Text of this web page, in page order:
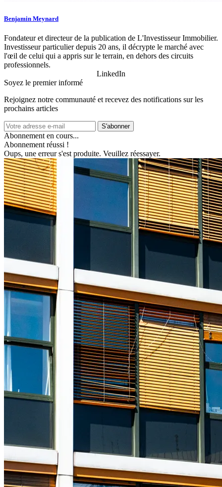
Benjamin Meynard
Fondateur et directeur de la publication de L'Investisseur Immobilier.
Investisseur particulier depuis 20 ans, il décrypte le marché avec
l'œil de celui qui a appris sur le terrain, en dehors des circuits
professionnels.
LinkedIn
Soyez le premier informé
Rejoignez notre communauté et recevez des notifications sur les
prochains articles
S'abonner
Abonnement en cours...
Abonnement réussi !
Oups, une erreur s'est produite. Veuillez réessayer.